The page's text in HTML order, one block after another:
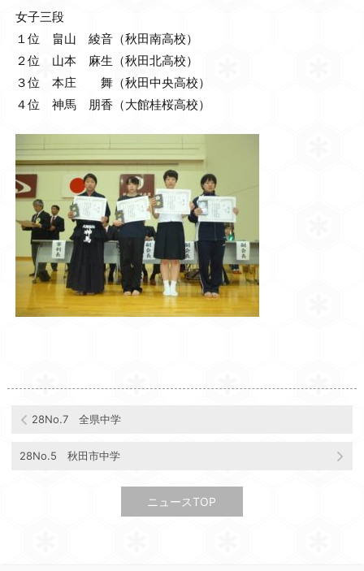
女子三段
１位 畠山 綾音（秋田南高校）
２位 山本 麻生（秋田北高校）
３位 本庄 舞（秋田中央高校）
４位 神馬 朋香（大館桂桜高校）
28No.7 全県中学
28No.5 秋田市中学
ニュースTOP